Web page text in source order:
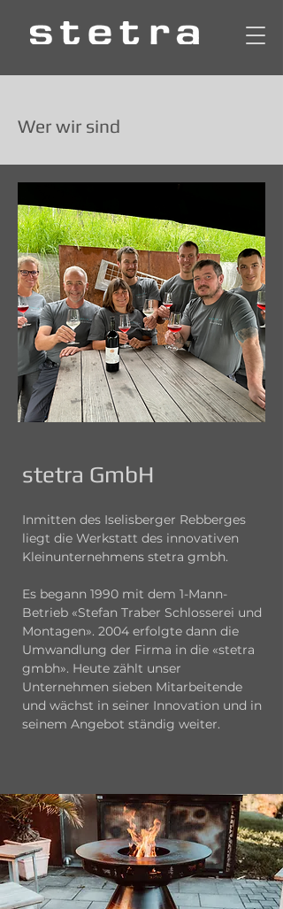
Wer wir sind
stetra GmbH
Inmitten des Iselisberger Rebberges
liegt die Werkstatt des innovativen
Kleinunternehmens stetra gmbh.
Es begann 1990 mit dem 1-Mann-
Betrieb «Stefan Traber Schlosserei und
Montagen». 2004 erfolgte dann die
Umwandlung der Firma in die «stetra
gmbh». Heute zählt unser
Unternehmen sieben Mitarbeitende
und wächst in seiner Innovation und in
seinem Angebot ständig weiter.